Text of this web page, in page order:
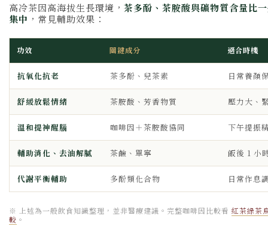
高冷茶因高海拔生長環境， 茶多酚、茶胺酸與礦物質含量比
集中 ，常見輔助效果：
功效 關鍵成分 適合時機
抗氧化抗老 茶多酚、兒茶素 日常養顏
舒緩放鬆情緒 茶胺酸、芳香物質 壓力大、
溫和提神醒腦 咖啡因＋茶胺酸協同 下午提振
輔助消化、去油解膩 茶鹼、單寧 飯後 1 小
代謝平衡輔助 多酚類化合物 日常作息
※ 上述為一般飲食知識整理，並非醫療建議。完整咖啡因比較看 紅茶綠茶
較 。